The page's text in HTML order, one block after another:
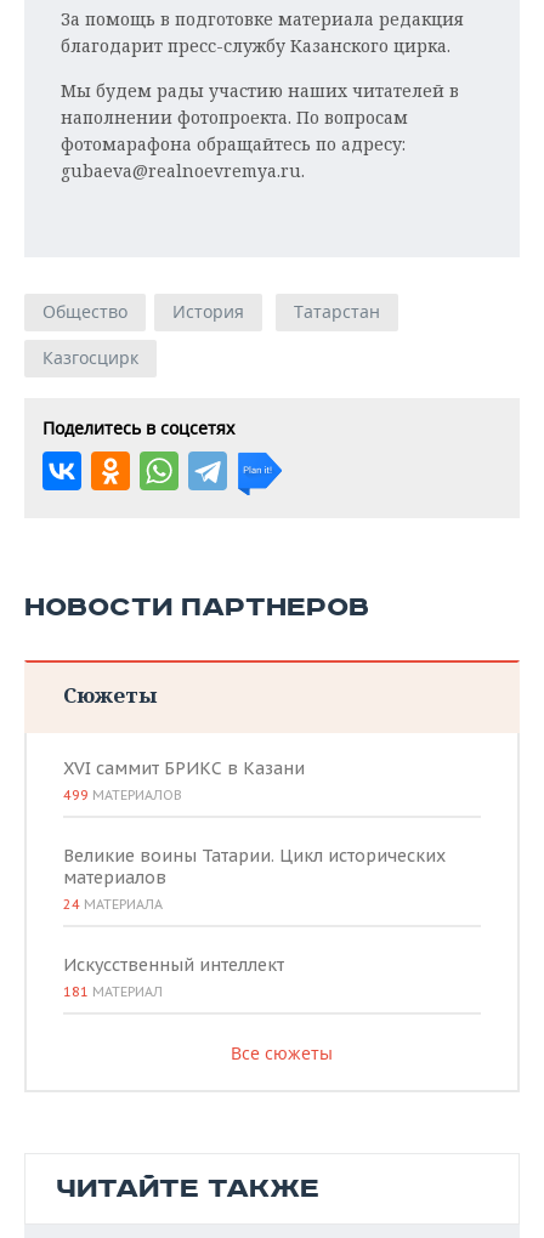
За помощь в подготовке материала редакция
благодарит пресс-службу Казанского цирка.
Мы будем рады участию наших читателей в
наполнении фотопроекта. По вопросам
фотомарафона обращайтесь по адресу:
gubaeva@realnoevremya.ru.
Общество История
Татарстан
Казгосцирк
Поделитесь в соцсетях
НОВОСТИ ПАРТНЕРОВ
Сюжеты
XVI саммит БРИКС в Казани
499 МАТЕРИАЛОВ
Великие воины Татарии. Цикл исторических
материалов
24 МАТЕРИАЛА
Искусственный интеллект
181 МАТЕРИАЛ
Все сюжеты
ЧИТАЙТЕ ТАКЖЕ